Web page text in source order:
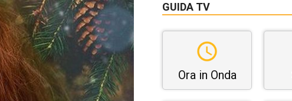
GUIDA TV
Ora in Onda